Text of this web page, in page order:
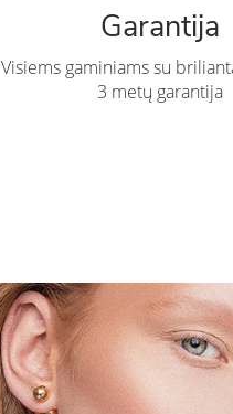
Garantija
Visiems gaminiams su
3 metų garantija